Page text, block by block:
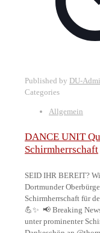
Published by DU-
Categories
Allgemein
DANCE UNIT
Schirmherrschaft
SEID IHR BEREIT?
Dortmunder
Schirmherrschaft für
💪✨ 📢 Breaking
unter prominenter